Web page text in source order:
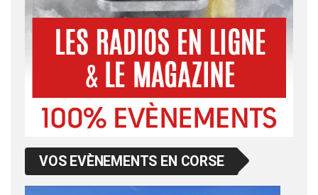
VOS EVÈNEMENTS EN CORSE